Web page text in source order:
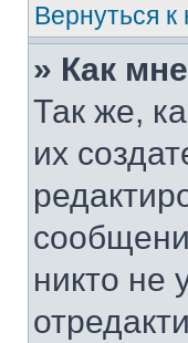
Вернуться к
» Как
Так же,
их
никто не